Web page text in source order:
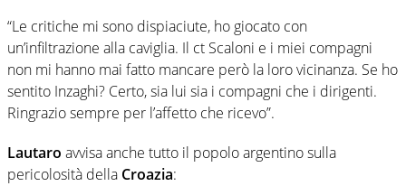
“Le critiche mi sono dispiaciute, ho giocato con
un’infiltrazione alla caviglia. Il ct Scaloni e i miei compagni
non mi hanno mai fatto mancare però la loro vicinanza. Se ho
sentito Inzaghi? Certo, sia lui sia i compagni che i dirigenti.
Ringrazio sempre per l’affetto che ricevo”.
Lautaro avvisa anche tutto il popolo argentino sulla
pericolosità della Croazia: